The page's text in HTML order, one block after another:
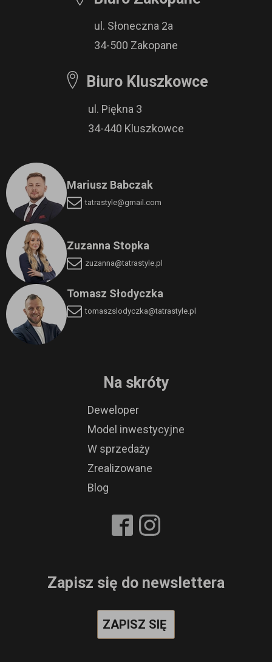
ul. Słoneczna 2a
34-500 Zakopane
Biuro Kluszkowce
ul. Piękna 3
34-440 Kluszkowce
Mariusz Babczak
tatrastyle@gmail.com
Zuzanna Stopka
zuzanna@tatrastyle.pl
Tomasz Słodyczka
tomaszslodyczka@tatrastyle.pl
Na skróty
Deweloper
Model inwestycyjne
W sprzedaży
Zrealizowane
Blog
Zapisz się do newslettera
ZAPISZ SIĘ